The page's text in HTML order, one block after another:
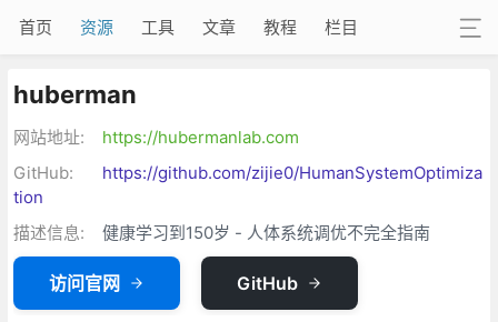
首页 资源 工具 文章 教程 栏目
huberman
网站地址:
https://hubermanlab.com
GitHub:
https://github.com/zijie0/HumanSystemOptimiza
tion
描述信息:
健康学习到150岁 - 人体系统调优不完全指南
访问官网 GitHub